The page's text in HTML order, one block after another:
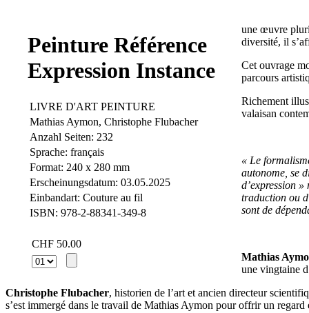
Peinture Référence
Expression Instance
LIVRE D'ART PEINTURE
Mathias Aymon, Christophe Flubacher
Anzahl Seiten: 232
Sprache: français
Format: 240 x 280 mm
Erscheinungsdatum: 03.05.2025
Einbandart: Couture au fil
ISBN: 978-2-88341-349-8
CHF 50.00
une œuvre
diversité, il
Cet ouvrage
parcours
Richement
valaisan
« Le
autonome, se
d’expression
traduction ou
sont de
Mathias
une vingtaine
Christophe Flubacher, historien de l’art et ancien directeur
s’est immergé dans le travail de Mathias Aymon pour offrir un